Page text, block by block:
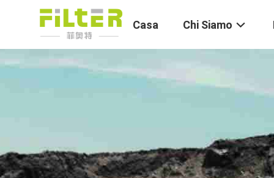
Casa Chi Siamo